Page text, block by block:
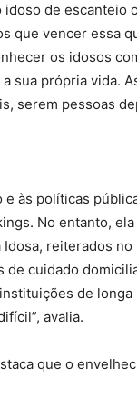
de escanteio
que vencer essa
os idosos
sua própria vida.
serem pessoas
e às políticas
No entanto,
reiterados
de cuidado
de
avalia.
que o